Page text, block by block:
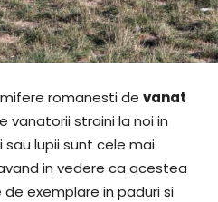
romanesti de vanat
vanatorii straini la noi in
sau lupii sunt cele mai
in vedere ca acestea
exemplare in paduri si